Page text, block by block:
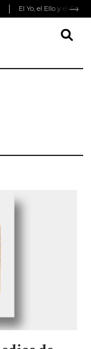
El Yo, el Ello y el